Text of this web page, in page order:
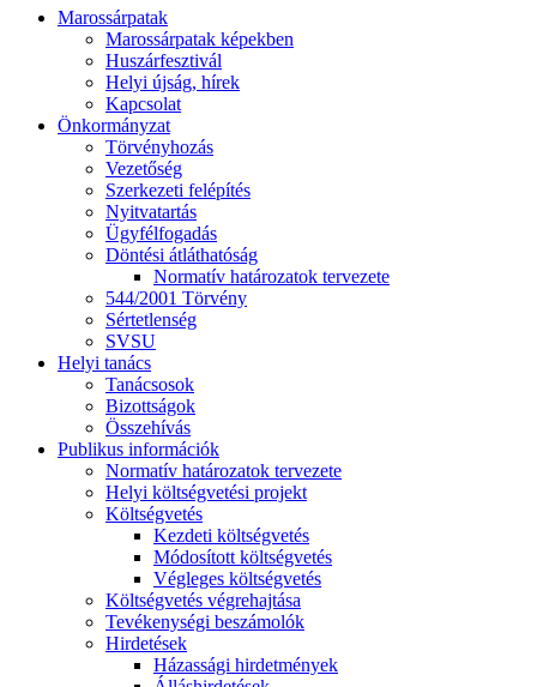
Marossárpatak
Marossárpatak képekben
Huszárfesztivál
Helyi újság, hírek
Kapcsolat
Önkormányzat
Törvényhozás
Vezetőség
Szerkezeti felépítés
Nyitvatartás
Ügyfélfogadás
Döntési átláthatóság
Normatív határozatok tervezete
544/2001 Törvény
Sértetlenség
SVSU
Helyi tanács
Tanácsosok
Bizottságok
Összehívás
Publikus információk
Normatív határozatok tervezete
Helyi költségvetési projekt
Költségvetés
Kezdeti költségvetés
Módosított költségvetés
Végleges költségvetés
Költségvetés végrehajtása
Tevékenységi beszámolók
Hirdetések
Házassági hirdetmények